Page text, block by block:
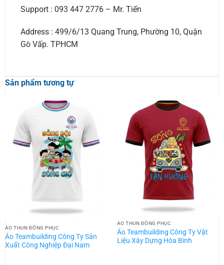
Support : 093 447 2776 – Mr. Tiến
Address : 499/6/13 Quang Trung, Phường 10, Quận
Gò Vấp. TPHCM
Sản phẩm tương tự
ÁO THUN ĐỒNG PHỤC
Áo Teambuilding Công Ty Sản
Xuất Công Nghiệp Đại Nam
ÁO THUN ĐỒNG PHỤC
Áo Teambuilding Công Ty Vật
Liệu Xây Dựng Hòa Bình